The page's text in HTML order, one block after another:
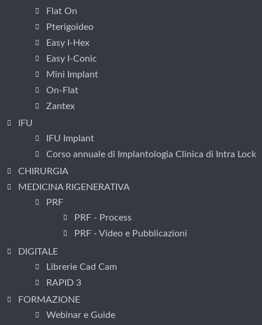
Flat On
Pterigoideo
Easy I-Hex
Easy I-Conic
Mini Implant
On-Flat
Zantex
IFU
IFU Implant
Corso annuale di Implantologia Clinica di Intra Lock
CHIRURGIA
MEDICINA RIGENERATIVA
PRF
PRF - Process
PRF - Video e Pubblicazioni
DIGITALE
Librerie Cad Cam
RAPID 3
FORMAZIONE
Webinar e Guide